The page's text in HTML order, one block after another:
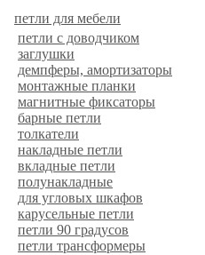
петли для мебели
петли с доводчиком
заглушки
демпферы, амортизаторы
монтажные планки
магнитные фиксаторы
барные петли
толкатели
накладные петли
вкладные петли
полунакладные
для угловых шкафов
карусельные петли
петли 90 градусов
петли трансформеры